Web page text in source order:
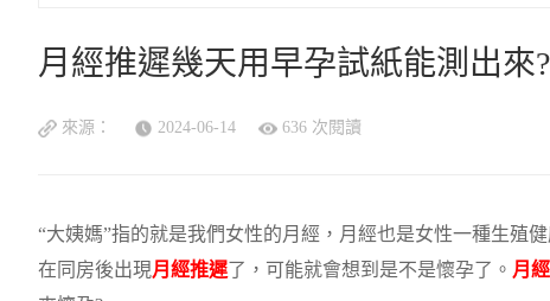
月經推遲幾天用早孕試紙能測出來
來源： 2024-06-14 636 次閱讀
“大姨媽”指的就是我們女性的月經，月經也是女性一種生殖
在同房後出現月經推遲 了，可能就會想到是不是懷孕了。 月